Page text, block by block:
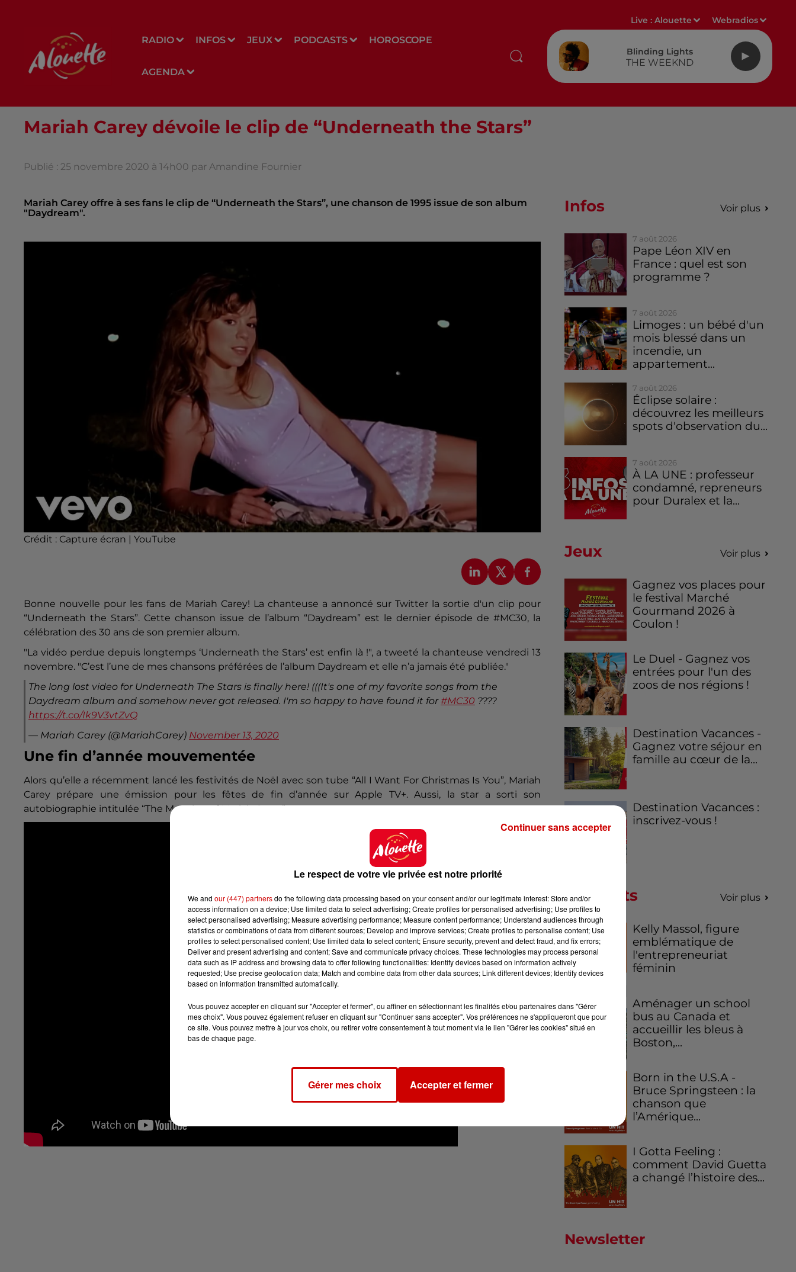
RADIO INFOS JEUX PODCASTS HOROSCOPE
AGENDA
Live :Alouette Webradios
Blinding Lights
THE WEEKND
Mariah Carey dévoile le clip de “Underneath the Stars”
Publié : 25 novembre 2020 à 14h00 par Amandine Fournier
Mariah Carey offre à ses fans le clip de “Underneath the Stars”, une chanson de 1995 issue de son album
"Daydream".
Crédit : Capture écran | YouTube
Bonne nouvelle pour les fans de Mariah Carey! La chanteuse a annoncé sur Twitter la sortie d'un clip pour
“Underneath the Stars”. Cette chanson issue de l’album “Daydream” est le dernier épisode de #MC30, la
célébration des 30 ans de son premier album.
"La vidéo perdue depuis longtemps ‘Underneath the Stars’ est enfin là !", a tweeté la chanteuse vendredi 13
novembre. "C’est l’une de mes chansons préférées de l’album Daydream et elle n’a jamais été publiée."
The long lost video for Underneath The Stars is finally here! (((It's one of my favorite songs from the
Daydream album and somehow never got released. I'm so happy to have found it for#MC30 ????
https://t.co/Ik9V3vtZvQ
— Mariah Carey (@MariahCarey) November 13, 2020
Une fin d’année mouvementée
Alors qu’elle a récemment lancé les festivités de Noël avec son tube “All I Want For Christmas Is You”, Mariah
Carey prépare une émission pour les fêtes de fin d’année sur Apple TV+. Aussi, la star a sorti son
autobiographie intitulée “The Meaning of Mariah Carey”.
Infos Voir plus
7 août 2026
Pape Léon XIV en
France : quel est son
programme ?
7 août 2026
Limoges : un bébé d'un
mois blessé dans un
incendie, un
appartement...
7 août 2026
Éclipse solaire :
découvrez les meilleurs
spots d'observation du...
7 août 2026
À LA UNE : professeur
condamné, repreneurs
pour Duralex et la...
Jeux Voir plus
Gagnez vos places pour
le festival Marché
Gourmand 2026 à
Coulon !
Le Duel - Gagnez vos
entrées pour l'un des
zoos de nos régions !
Destination Vacances -
Gagnez votre séjour en
famille au cœur de la...
Destination Vacances :
inscrivez-vous !
Podcasts Voir plus
Kelly Massol, figure
emblématique de
l'entrepreneuriat
féminin
Aménager un school
bus au Canada et
accueillir les bleus à
Boston,...
Born in the U.S.A -
Bruce Springsteen : la
chanson que
l’Amérique...
I Gotta Feeling :
comment David Guetta
a changé l’histoire des...
Newsletter
Le respect de votre vie privée est notre priorité
We and our (447) partnersdo the following data processing based on your consent and/or our legitimate interest: Store and/or
access information on a device; Use limited data to select advertising; Create profiles for personalised advertising; Use profiles to
select personalised advertising; Measure advertising performance; Measure content performance; Understand audiences through
statistics or combinations of data from different sources; Develop and improve services; Create profiles to personalise content; Use
profiles to select personalised content; Use limited data to select content; Ensure security, prevent and detect fraud, and fix errors;
Deliver and present advertising and content; Save and communicate privacy choices. These technologies may process personal
data such as IP address and browsing data to offer following functionalities: Identify devices based on information actively
requested; Use precise geolocation data; Match and combine data from other data sources; Link different devices; Identify devices
based on information transmitted automatically.
Vous pouvez accepter en cliquant sur "Accepter et fermer", ou affiner en sélectionnant les finalités et/ou partenaires dans "Gérer
mes choix". Vous pouvez également refuser en cliquant sur "Continuer sans accepter". Vos préférences ne s'appliqueront que pour
ce site. Vous pouvez mettre à jour vos choix, ou retirer votre consentement à tout moment via le lien "Gérer les cookies" situé en
bas de chaque page.
Gérer mes choix Accepter et fermer
Continuer sans accepter